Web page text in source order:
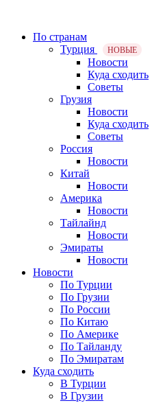
По странам
Турция
НОВЫЕ
Новости
Куда сходить
Советы
Грузия
Новости
Куда сходить
Советы
Россия
Новости
Китай
Новости
Америка
Новости
Тайлайнд
Новости
Эмираты
Новости
Новости
По Турции
По Грузии
По России
По Китаю
По Америке
По Тайланду
По Эмиратам
Куда сходить
В Турции
В Грузии